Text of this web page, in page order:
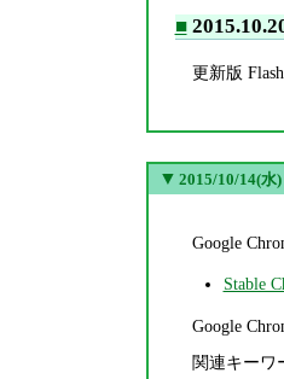
■
更新版
▼ 2015/10/14(水)
Google
Stable
Google
関連キーワ